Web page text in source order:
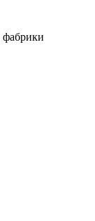
фабрики